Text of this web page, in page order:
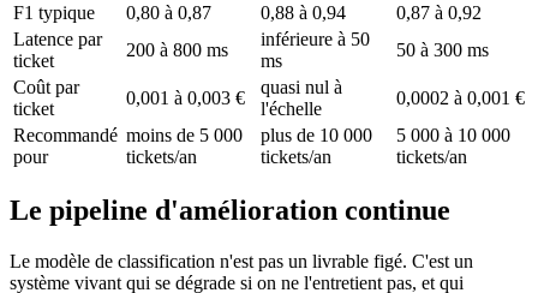
F1 typique
0,80 à 0,87 0,88 à 0,94
0,87 à 0,92
Latence par
ticket
200 à 800 ms
inférieure à 50
ms
50 à 300 ms
Coût par
ticket
0,001 à 0,003 €
quasi nul à
l'échelle
0,0002 à 0,001 €
Recommandé
pour
moins de 5 000
tickets/an
plus de 10 000
tickets/an
5 000 à 10 000
tickets/an
Le pipeline d'amélioration continue
Le modèle de classification n'est pas un livrable figé. C'est un
système vivant qui se dégrade si on ne l'entretient pas, et qui